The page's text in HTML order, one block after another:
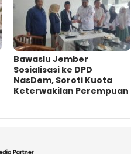
Bawaslu Jember
Sosialisasi ke DPD
NasDem, Soroti Kuota
Keterwakilan Perempuan